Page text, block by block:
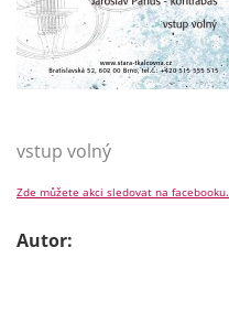
vstup volný
Zde můžete akci sledovat na facebooku.
Autor: